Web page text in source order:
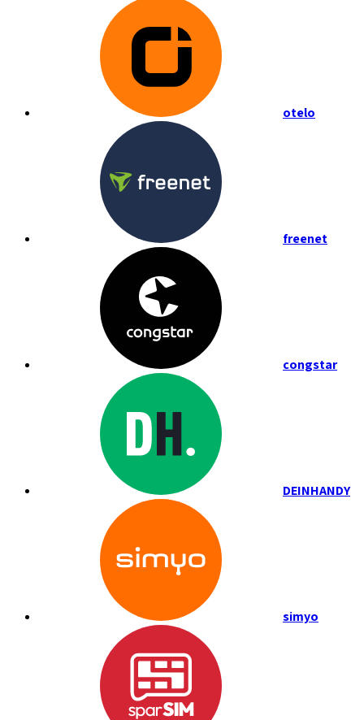
otelo
freenet
congstar
DEINHANDY
simyo